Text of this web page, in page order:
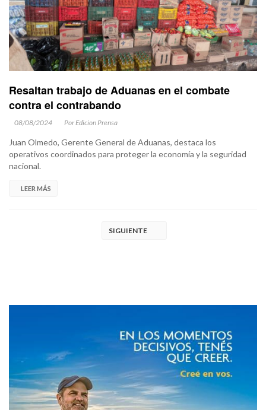
Resaltan trabajo de Aduanas en el combate
contra el contrabando
08/08/2024 Por Edicion Prensa
Juan Olmedo, Gerente General de Aduanas, destaca los
operativos coordinados para proteger la economía y la seguridad
nacional.
LEER MÁS
SIGUIENTE